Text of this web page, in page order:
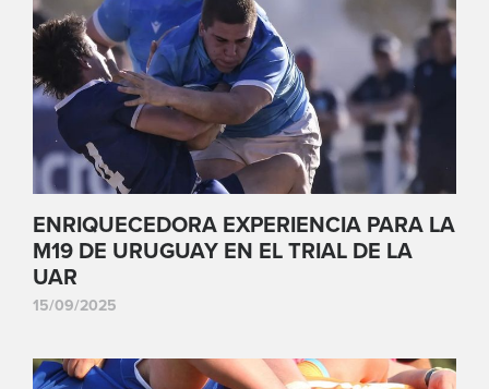
ENRIQUECEDORA EXPERIENCIA PARA LA
M19 DE URUGUAY EN EL TRIAL DE LA
UAR
15/09/2025